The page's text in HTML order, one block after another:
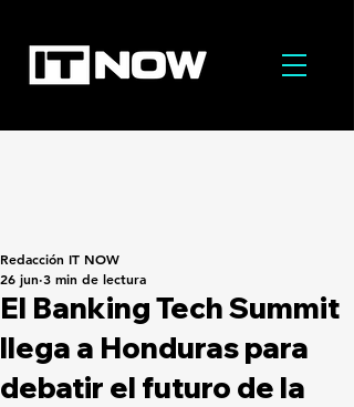
El Banking Tech Summit
llega a Honduras para
debatir el futuro de la
Redacción IT NOW
26 jun 3 min de lectura